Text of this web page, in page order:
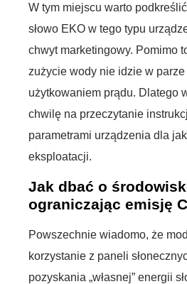
W tym miejscu warto
słowo EKO w tego typu
chwyt marketingowy. Pomimo
zużycie wody nie idzie w
użytkowaniem prądu. Dlatego
chwilę na przeczytanie
parametrami urządzenia dla
eksploatacji.
Jak dbać o
ograniczając emisję
Powszechnie wiadomo, że
korzystanie z paneli
pozyskania „własnej” energii